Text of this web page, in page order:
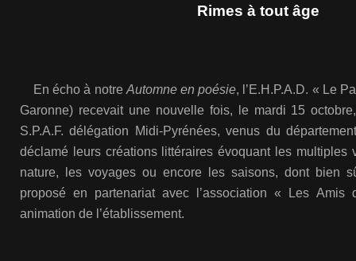
Rimes à tout âge
En écho à notre Automne en poésie, l’E.H.P.A.D. « Le
Garonne) recevait une nouvelle fois, le mardi 15
S.P.A.F. délégation Midi-Pyrénées, venus du
déclamé leurs créations littéraires évoquant les multiples
nature, les voyages ou encore les saisons, dont bien
proposé en partenariat avec l’association « Les
animation de l’établissement.